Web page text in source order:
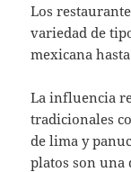
Los
variedad de
mexicana
La influencia
tradicionales
de lima y
platos son una